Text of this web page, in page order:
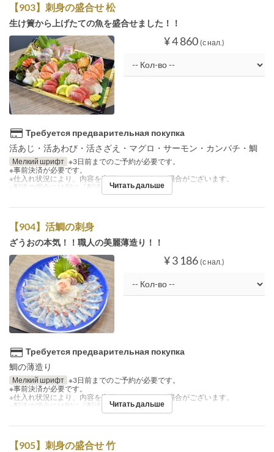
【903】刺身の盛合せ 松
生け簀から上げたての魚を盛合せました！！
¥ 4 860 (с нал.)
Требуется предварительная покупка
活あじ・活あわび・活さざえ・マグロ・サーモン・カンパチ・鯛
Мелкий шрифт ※3日前までのご予約が必要です。
※事前決済が必要です。
※仕入れ状況により、内容を変更させていただく場合がございます。
※配送の場合には別に『配送料』を注文下さい。
Читать дальше
【904】活鯛の刺身
ざうおの本気！！職人の美麗薄造り！！
¥ 3 186 (с нал.)
Требуется предварительная покупка
鯛の薄造り
Мелкий шрифт ※3日前までのご予約が必要です。
※事前決済が必要です。
※仕入れ状況により、内容を変更させていただく場合がございます。
※配送の場合には別に『配送料』を注文下さい。
Читать дальше
【905】刺身の盛合せ 竹